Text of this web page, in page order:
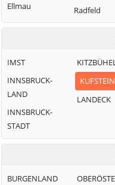
Ellmau
Erl
Radfeld
IMST
INNSBRUCK-
LAND
INNSBRUCK-
STADT
KUFSTEIN
LANDECK
BURGENLAND